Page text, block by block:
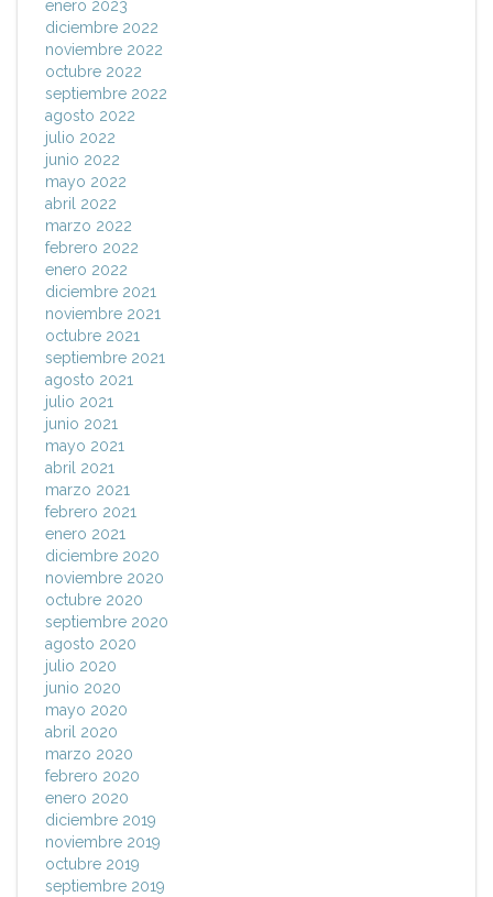
enero 2023
diciembre 2022
noviembre 2022
octubre 2022
septiembre 2022
agosto 2022
julio 2022
junio 2022
mayo 2022
abril 2022
marzo 2022
febrero 2022
enero 2022
diciembre 2021
noviembre 2021
octubre 2021
septiembre 2021
agosto 2021
julio 2021
junio 2021
mayo 2021
abril 2021
marzo 2021
febrero 2021
enero 2021
diciembre 2020
noviembre 2020
octubre 2020
septiembre 2020
agosto 2020
julio 2020
junio 2020
mayo 2020
abril 2020
marzo 2020
febrero 2020
enero 2020
diciembre 2019
noviembre 2019
octubre 2019
septiembre 2019